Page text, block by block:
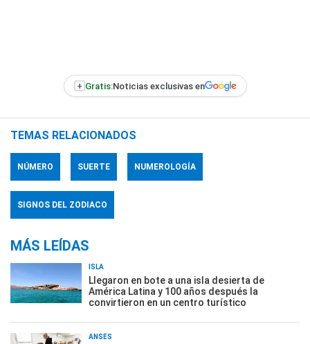
+ Gratis:Noticias exclusivas en
TEMAS RELACIONADOS
NÚMERO SUERTE NUMEROLOGÍA
SIGNOS DEL ZODIACO
MÁS LEÍDAS
ISLA
Llegaron en bote a una isla desierta de
América Latina y 100 años después la
convirtieron en un centro turístico
ANSES